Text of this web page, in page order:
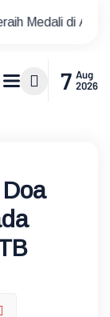
7 Aug
2026